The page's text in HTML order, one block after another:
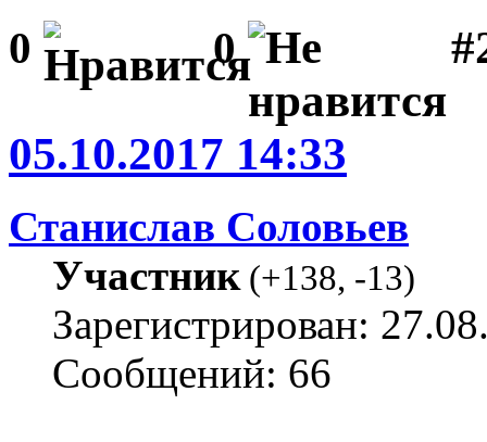
0 0
05.10.2017 14:33
Станислав Соловьев
Участник(+138, -13)
Зарегистрирован:
Сообщений: 66